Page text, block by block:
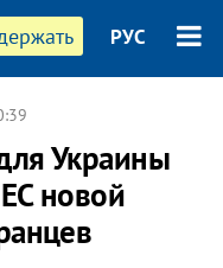
РУС
Украины
новой